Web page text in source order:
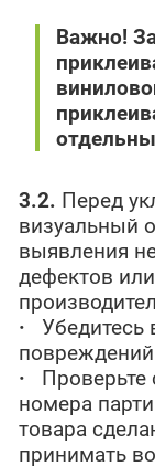
Важно!
3.2. Перед
визуальный
выявления
дефектов
· Убедитесь
· Проверьте
номера
товара
принимать